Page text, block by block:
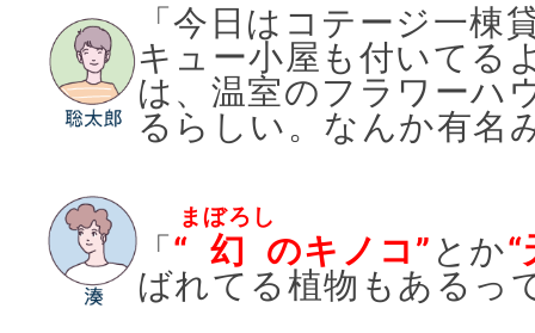
「今日はコテージ一棟
キュー小屋も付いてる
は、温室のフラワーハ
るらしい。なんか有名
「“ 幻
まぼろし
のキノコ” とか
ばれてる植物もあるっ